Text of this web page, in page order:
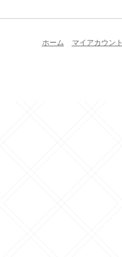
ホーム マイアカウント